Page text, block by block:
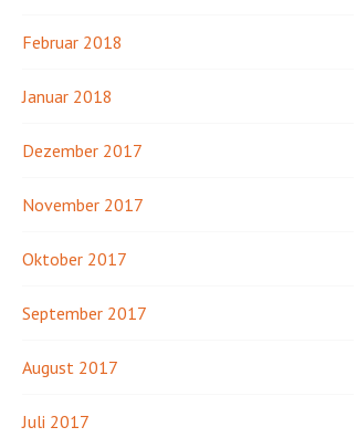
Februar 2018
Januar 2018
Dezember 2017
November 2017
Oktober 2017
September 2017
August 2017
Juli 2017